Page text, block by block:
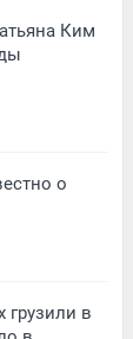
Ким
о
грузили в